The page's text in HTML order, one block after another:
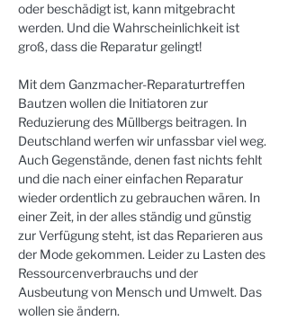
oder beschädigt ist, kann mitgebracht
werden. Und die Wahrscheinlichkeit ist
groß, dass die Reparatur gelingt!
Mit dem Ganzmacher-Reparaturtreffen
Bautzen wollen die Initiatoren zur
Reduzierung des Müllbergs beitragen. In
Deutschland werfen wir unfassbar viel weg.
Auch Gegenstände, denen fast nichts fehlt
und die nach einer einfachen Reparatur
wieder ordentlich zu gebrauchen wären. In
einer Zeit, in der alles ständig und günstig
zur Verfügung steht, ist das Reparieren aus
der Mode gekommen. Leider zu Lasten des
Ressourcenverbrauchs und der
Ausbeutung von Mensch und Umwelt. Das
wollen sie ändern.